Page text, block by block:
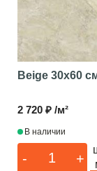
Beige 30x60
2 720 ₽ /м²
В наличии
- +